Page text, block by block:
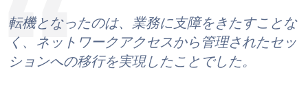
転機となったのは、業務に支障をきたすことな
く、ネットワークアクセスから管理されたセッ
ションへの移行を実現したことでした。